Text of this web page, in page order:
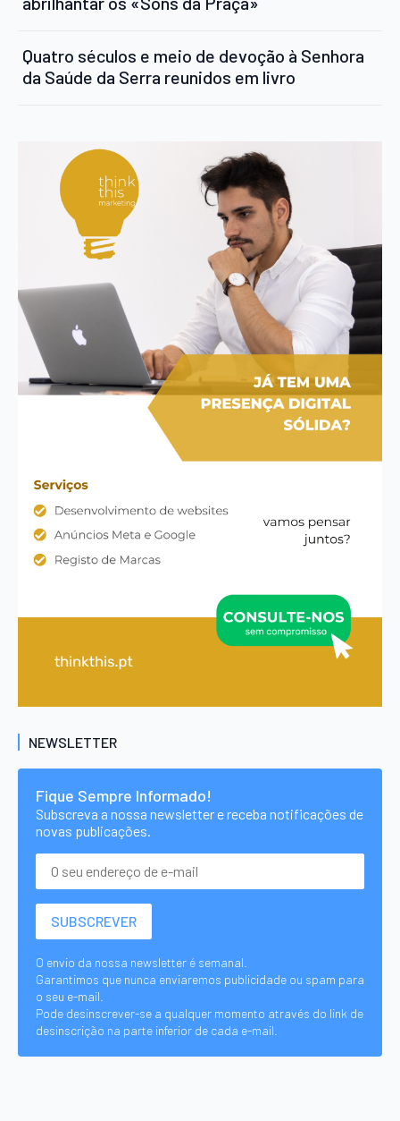
Quatro séculos e meio de devoção à Senhora
da Saúde da Serra reunidos em livro
NEWSLETTER
Fique Sempre Informado!
Subscreva a nossa newsletter e receba notificações de
novas publicações.
O envio da nossa newsletter é semanal.
Garantimos que nunca enviaremos publicidade ou spam para
o seu e-mail.
Pode desinscrever-se a qualquer momento através do link de
desinscrição na parte inferior de cada e-mail.